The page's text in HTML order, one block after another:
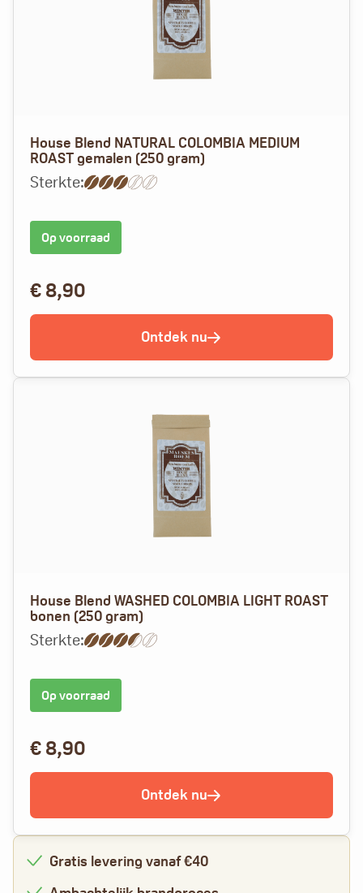
House Blend NATURAL COLOMBIA MEDIUM
ROAST gemalen (250 gram)
Sterkte:
Op voorraad
€8,90
Ontdek nu
House Blend WASHED COLOMBIA LIGHT ROAST
bonen (250 gram)
Sterkte:
Op voorraad
€8,90
Ontdek nu
Gratis levering vanaf €40